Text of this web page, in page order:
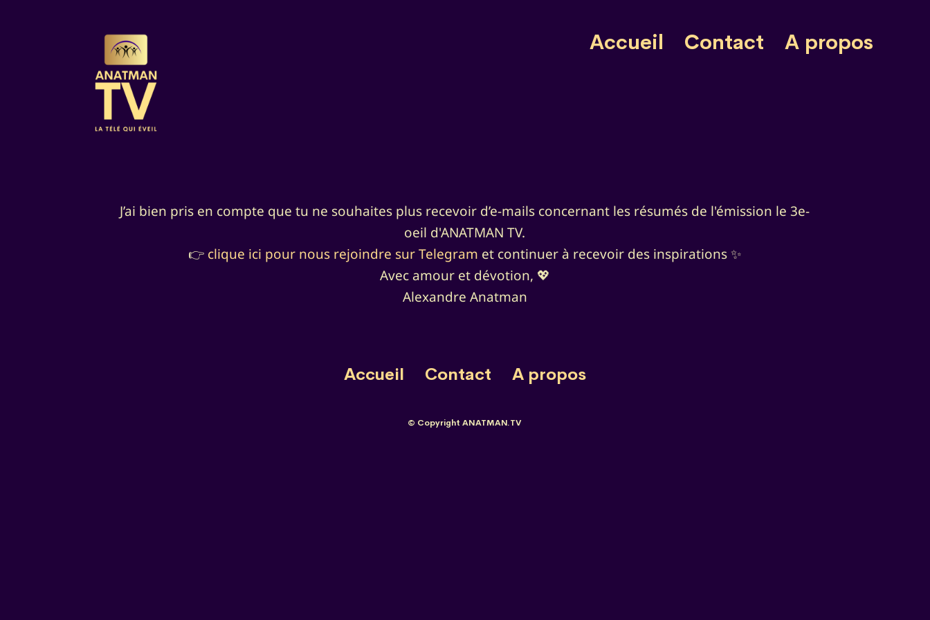
Accueil Contact A propos
J’ai bien pris en compte que tu ne souhaites plus recevoir d’e-mails concernant les résumés de l'émission le 3e-
oeil d'ANATMAN TV.
👉 clique ici pour nous rejoindre sur Telegram et continuer à recevoir des inspirations ✨
Avec amour et dévotion, 💖
Alexandre Anatman
Accueil Contact A propos
© Copyright ANATMAN.TV